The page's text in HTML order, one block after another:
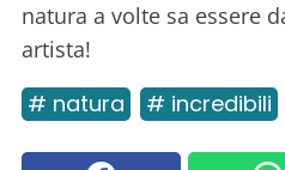
natura a volte sa essere
artista!
# natura # incredibili